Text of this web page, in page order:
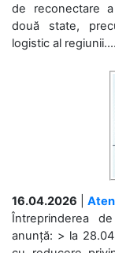
de reconectare
două state,
logistic al regiunii....
16.04.2026
Întreprinderea
anunță: > la